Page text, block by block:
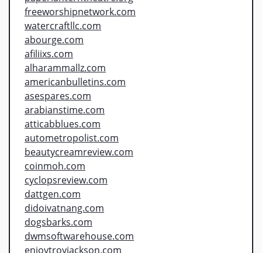
freeworshipnetwork.com
watercraftllc.com
abourge.com
afiliixs.com
alharammallz.com
americanbulletins.com
asespares.com
arabianstime.com
atticabblues.com
autometropolist.com
beautycreamreview.com
coinmoh.com
cyclopsreview.com
dattgen.com
didoivatnang.com
dogsbarks.com
dwmsoftwarehouse.com
enjoytroyjackson.com